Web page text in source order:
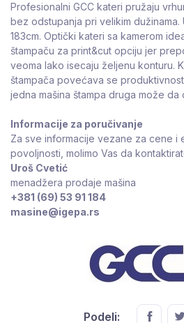
Profesionalni GCC kateri pružaju
bez odstupanja pri velikim dužinama.
183cm. Optički kateri sa kamerom
štampaču za print&cut opciju jer
veoma lako isecaju željenu konturu.
štampača povećava se
jedna mašina štampa druga može da
Informacije za poručivanje
Za sve informacije vezane za cene i
povoljnosti, molimo Vas da
Uroš Cvetić
menadžera prodaje mašina
+381 (69) 53 91 184
masine@igepa.rs
Podeli: